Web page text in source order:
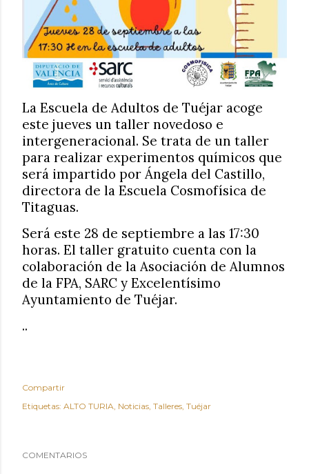
La Escuela de Adultos de Tuéjar acoge
este jueves un taller novedoso e
intergeneracional. Se trata de un taller
para realizar experimentos químicos que
será impartido por Ángela del Castillo,
directora de la Escuela Cosmofísica de
Titaguas.
Será este 28 de septiembre a las 17:30
horas. El taller gratuito cuenta con la
colaboración de la Asociación de Alumnos
de la FPA, SARC y Excelentísimo
Ayuntamiento de Tuéjar.
..
Compartir
Etiquetas: ALTO TURIA Noticias Talleres Tuéjar
COMENTARIOS